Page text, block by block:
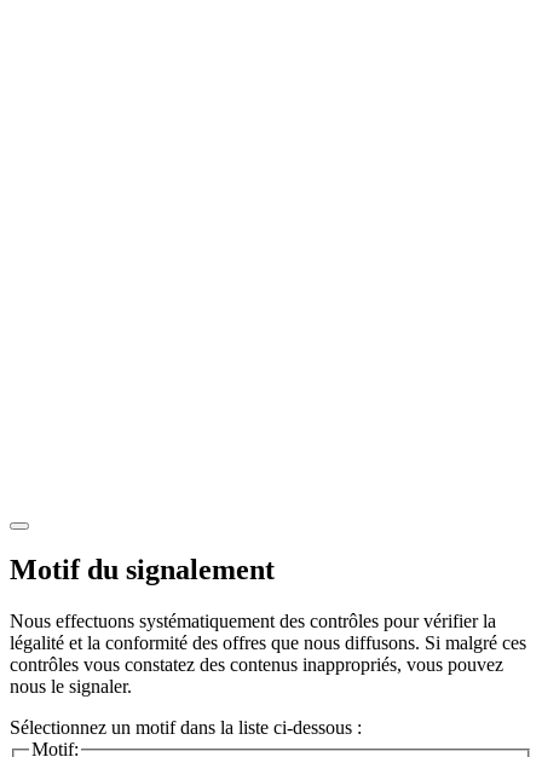
Motif du signalement
Nous effectuons systématiquement des contrôles pour vérifier la
légalité et la conformité des offres que nous diffusons. Si malgré ces
contrôles vous constatez des contenus inappropriés, vous pouvez
nous le signaler.
Sélectionnez un motif dans la liste ci-dessous :
Motif: